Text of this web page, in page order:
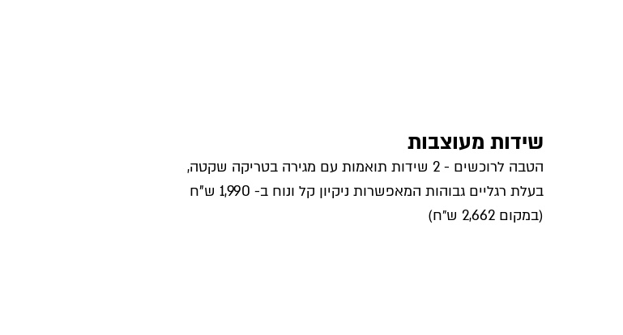
שידות מעוצבות
הטבה לרוכשים - 2 שידות תואמות עם מגירה בטריקה שקטה,
בעלת רגליים גבוהות המאפשרות ניקיון קל ונוח ב- 1,990 ש"ח
(במקום 2,662 ש״ח)